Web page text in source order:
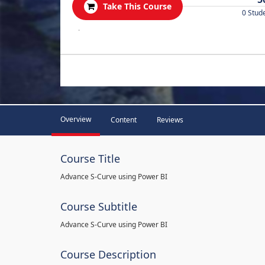
Take This Course
0
.
Overview Content Reviews
Course Title
Advance S-Curve using Power BI
Course Subtitle
Advance S-Curve using Power BI
Course Description